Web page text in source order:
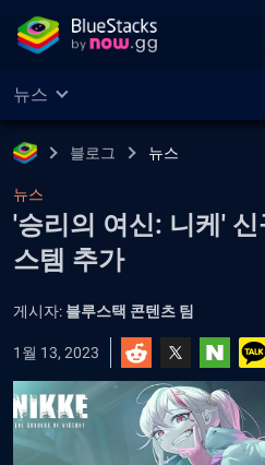
뉴스
블로그 뉴스
뉴스
'승리의 여신: 니케' 신
스템 추가
게시자: 블루스택 콘텐츠 팀
1월 13, 2023